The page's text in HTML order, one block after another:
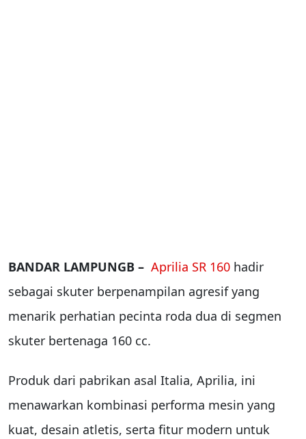
BANDAR LAMPUNGB – Aprilia SR 160 hadir
sebagai skuter berpenampilan agresif yang
menarik perhatian pecinta roda dua di segmen
skuter bertenaga 160 cc.
Produk dari pabrikan asal Italia, Aprilia, ini
menawarkan kombinasi performa mesin yang
kuat, desain atletis, serta fitur modern untuk